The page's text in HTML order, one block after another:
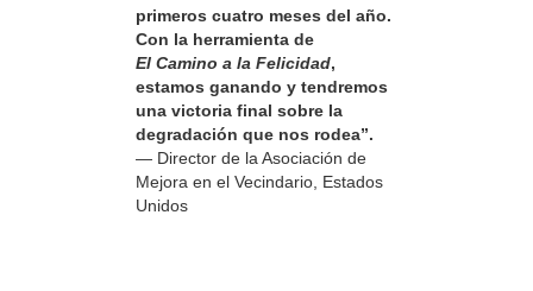
primeros cuatro meses del año.
Con la herramienta de
El Camino a la Felicidad,
estamos ganando y tendremos
una victoria final sobre la
degradación que nos rodea”.
— Director de la Asociación de
Mejora en el Vecindario, Estados
Unidos